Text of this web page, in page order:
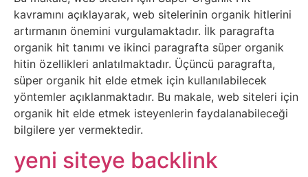
Download
E-
Devlet
Eğitim
Cihazlar
kavramını açıklayarak, web sitelerinin organik hitlerini
artırmanın önemini vurgulamaktadır. İlk paragrafta
organik hit tanımı ve ikinci paragrafta süper organik
hitin özellikleri anlatılmaktadır. Üçüncü paragrafta,
süper organik hit elde etmek için kullanılabilecek
yöntemler açıklanmaktadır. Bu makale, web siteleri için
organik hit elde etmek isteyenlerin faydalanabileceği
bilgilere yer vermektedir.
yeni siteye backlink